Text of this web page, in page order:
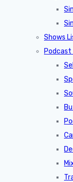
Shows
Podcast